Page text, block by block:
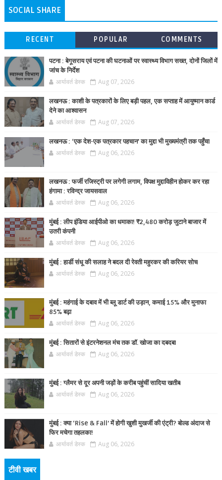
SOCIAL SHARE
RECENT POPULAR COMMENTS
पटना : बेगूसराय एवं पटना की घटनाओं पर स्वास्थ्य विभाग सख्त, दोनों जिलों में
जांच के निर्देश
आर्यावर्त डेस्क Aug 07, 2026
लखनऊ : काशी के पत्रकारों के लिए बड़ी पहल, एक सप्ताह में आयुष्मान कार्ड
देने का आश्वासन
आर्यावर्त डेस्क Aug 07, 2026
लखनऊ : ‘एक देश-एक पत्रकार पहचान’ का मुद्दा भी मुख्यमंत्री तक पहुँचा
आर्यावर्त डेस्क Aug 06, 2026
लखनऊ : फर्जी रजिस्ट्री पर लगेगी लगाम, विपक्ष मुद्दाविहीन होकर कर रहा
हंगामा : रविन्द्र जायसवाल
आर्यावर्त डेस्क Aug 06, 2026
मुंबई : लीप इंडिया आईपीओ का धमाका! ₹2,480 करोड़ जुटाने बाजार में
उतरी कंपनी
आर्यावर्त डेस्क Aug 06, 2026
मुंबई : हार्डी संधू की सलाह ने बदल दी रेवती महुरकर की करियर सोच
आर्यावर्त डेस्क Aug 06, 2026
मुंबई : महंगाई के दबाव में भी ब्लू डार्ट की उड़ान, कमाई 15% और मुनाफा
85% बढ़ा
आर्यावर्त डेस्क Aug 06, 2026
मुंबई : सितारों से इंटरनेशनल मंच तक डॉ. खोजा का दबदबा
आर्यावर्त डेस्क Aug 06, 2026
मुंबई : ग्लैमर से दूर अपनी जड़ों के करीब पहुंचीं सादिया खतीब
आर्यावर्त डेस्क Aug 06, 2026
मुंबई : क्या ‘Rise & Fall’ में होगी खुशी मुखर्जी की एंट्री? बोल्ड अंदाज से
फिर मचेगा तहलका!
आर्यावर्त डेस्क Aug 06, 2026
टीवी खबर